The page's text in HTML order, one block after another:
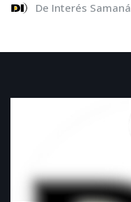
De Interés Samaná